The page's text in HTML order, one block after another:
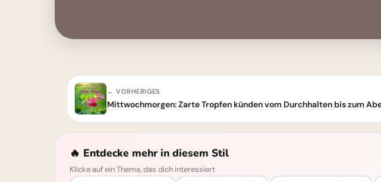
← VORHERIGES
🔥 Entdecke mehr in diesem Stil
Klicke auf ein Thema, das dich interessiert